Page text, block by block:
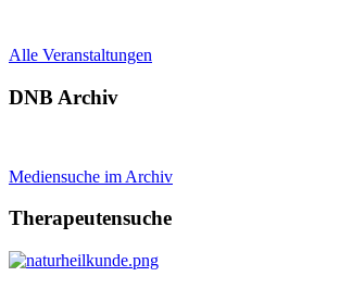
Alle Veranstaltungen
DNB Archiv
Mediensuche im Archiv
Therapeutensuche